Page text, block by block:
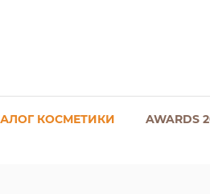
КОСМЕТИКИ AWARDS